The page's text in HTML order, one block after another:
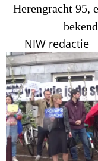
Herengracht 95,
NIW redactie